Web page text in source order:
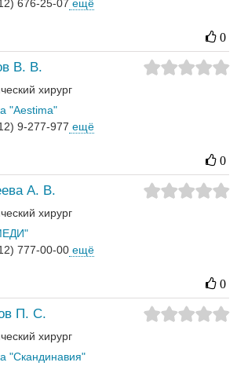
676-25-07 ещё
0
В. В.
хирург
"Aestima"
9-277-977 ещё
0
А. В.
хирург
777-00-00 ещё
0
П. С.
хирург
"Скандинавия"